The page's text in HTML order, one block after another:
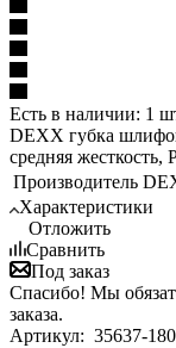
Есть в наличии: 1
DEXX губка
средняя
Производитель
Характеристики
Отложить
Сравнить
Под заказ
Спасибо! Мы
заказа.
Артикул: 35637-180